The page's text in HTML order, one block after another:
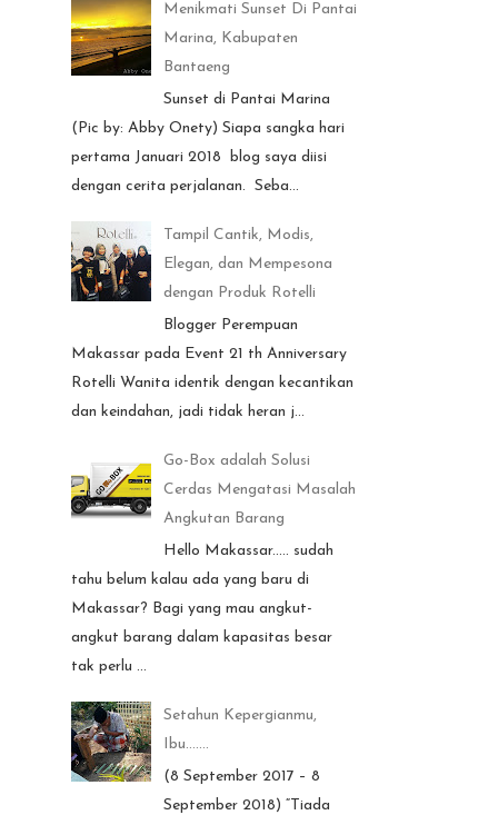
Menikmati Sunset Di Pantai
Marina, Kabupaten
Bantaeng
Sunset di Pantai Marina
(Pic by: Abby Onety) Siapa sangka hari
pertama Januari 2018 blog saya diisi
dengan cerita perjalanan. Seba...
Tampil Cantik, Modis,
Elegan, dan Mempesona
dengan Produk Rotelli
Blogger Perempuan
Makassar pada Event 21 th Anniversary
Rotelli Wanita identik dengan kecantikan
dan keindahan, jadi tidak heran j...
Go-Box adalah Solusi
Cerdas Mengatasi Masalah
Angkutan Barang
Hello Makassar..... sudah
tahu belum kalau ada yang baru di
Makassar? Bagi yang mau angkut-
angkut barang dalam kapasitas besar
tak perlu ...
Setahun Kepergianmu,
Ibu.......
(8 September 2017 – 8
September 2018) “Tiada